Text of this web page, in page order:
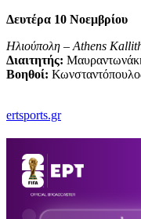
Δευτέρα 10 Νοεμβρίου
Ηλιούπολη – Athens
Διαιτητής:
Βοηθοί:
ertsports.gr